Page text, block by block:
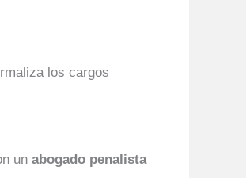
los cargos
un abogado penalista